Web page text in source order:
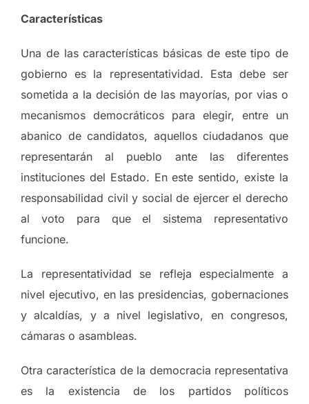
Características
Una de las características básicas de este tipo de
gobierno es la representatividad. Esta debe ser
sometida a la decisión de las mayorías, por vias o
mecanismos democráticos para elegir, entre un
abanico de candidatos, aquellos ciudadanos que
representarán al pueblo ante las diferentes
instituciones del Estado. En este sentido, existe la
responsabilidad civil y social de ejercer el derecho
al voto para que el sistema representativo
funcione.
La representatividad se refleja especialmente a
nivel ejecutivo, en las presidencias, gobernaciones
y alcaldías, y a nivel legislativo, en congresos,
cámaras o asambleas.
Otra característica de la democracia representativa
es la existencia de los partidos políticos